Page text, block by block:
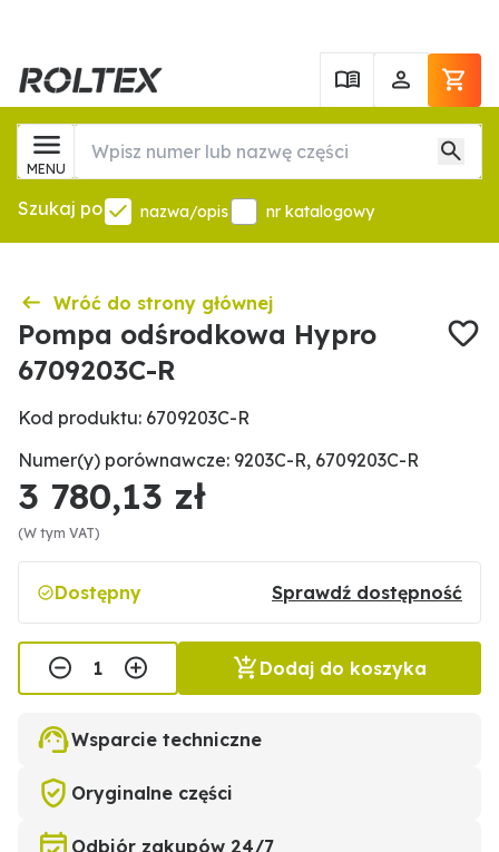
MENU
Szukaj po nazwa/opis nr katalogowy
Wróć do strony głównej
Pompa odśrodkowa Hypro
6709203C-R
Kod produktu: 6709203C-R
Numer(y) porównawcze: 9203C-R, 6709203C-R
3 780,13 zł
(W tym VAT)
Dostępny Sprawdź dostępność
Dodaj do koszyka
Wsparcie techniczne
Oryginalne części
Odbiór zakupów 24/7